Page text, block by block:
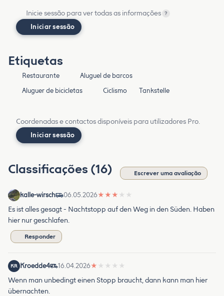
Inicie sessão para ver todas as informações ?
Iniciar sessão
Etiquetas
Restaurante
Aluguel de barcos
Aluguer de bicicletas
Ciclismo Tankstelle
Coordenadas e contactos disponíveis para utilizadores Pro.
Iniciar sessão
Classificações (16) Escrever uma avaliação
kalle-wirsch 06.05.2026★ ★ ★ ★ ★
Es ist alles gesagt - Nachtstopp auf den Weg in den Süden. Haben
hier nur geschlafen.
Responder
KR Kroedde4 16.04.2026★ ★ ★ ★ ★
Wenn man unbedingt einen Stopp braucht, dann kann man hier
übernachten.